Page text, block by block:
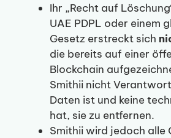
Ihr „Recht auf
UAE PDPL oder einem
Gesetz erstreckt sich
die bereits auf einer
Blockchain
Smithii nicht
Daten ist und keine
hat, sie zu entfernen.
Smithii wird jedoch